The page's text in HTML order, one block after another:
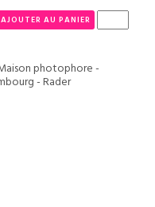
AJOUTER AU PANIER